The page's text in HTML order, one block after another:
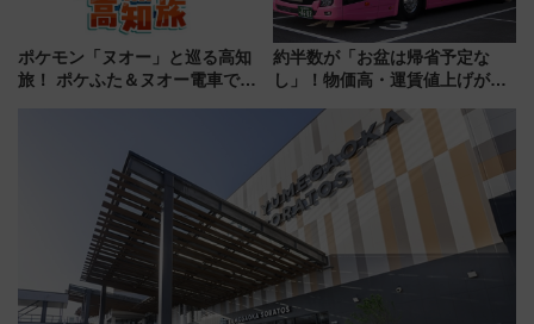
ポケモン「ヌオー」と巡る高知
旅！ ポケふた＆ヌオー電車で楽
（7月18日スタート）
約半数が「お盆は帰省予定な
し」！物価高・運賃値上げが財
りたいけど……【WILLER お盆
帰省動向調査】